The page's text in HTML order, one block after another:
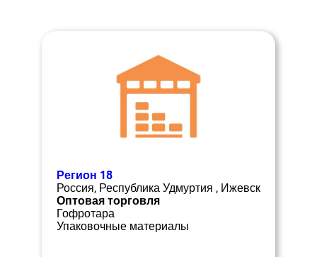
Регион 18
Россия, Республика Удмуртия , Ижевск
Оптовая торговля
Гофротара
Упаковочные материалы